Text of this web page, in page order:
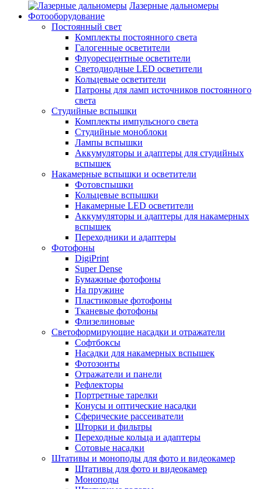
Лазерные дальномеры
Фотооборудование
Постоянный свет
Комплекты постоянного света
Галогенные осветители
Флуоресцентные осветители
Светодиодные LED осветители
Кольцевые осветители
Патроны для ламп источников постоянного
света
Студийные вспышки
Комплекты импульсного света
Студийные моноблоки
Лампы вспышки
Аккумуляторы и адаптеры для студийных
вспышек
Накамерные вспышки и осветители
Фотовспышки
Кольцевые вспышки
Накамерные LED осветители
Аккумуляторы и адаптеры для накамерных
вспышек
Переходники и адаптеры
Фотофоны
DigiPrint
Super Dense
Бумажные фотофоны
На пружине
Пластиковые фотофоны
Тканевые фотофоны
Флизелиновые
Светоформирующие насадки и отражатели
Софтбоксы
Насадки для накамерных вспышек
Фотозонты
Отражатели и панели
Рефлекторы
Портретные тарелки
Конусы и оптические насадки
Сферические рассеиватели
Шторки и фильтры
Переходные кольца и адаптеры
Сотовые насадки
Штативы и моноподы для фото и видеокамер
Штативы для фото и видеокамер
Моноподы